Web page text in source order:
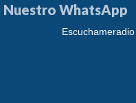
Nuestro WhatsApp
Escuchameradio